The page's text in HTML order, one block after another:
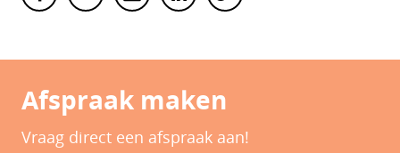
Afspraak maken
Vraag direct een afspraak aan!